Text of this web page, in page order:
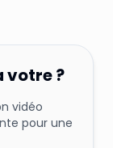
votre ?
vidéo
pour une